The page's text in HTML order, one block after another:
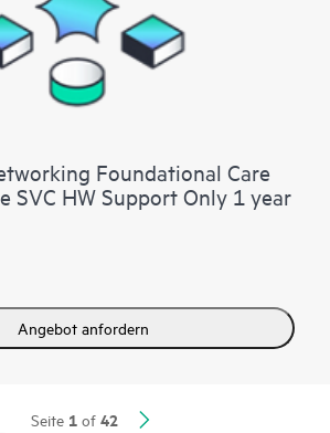
Foundational Care
SVC HW Support Only 1 year
Angebot anfordern
Seite 1of 42